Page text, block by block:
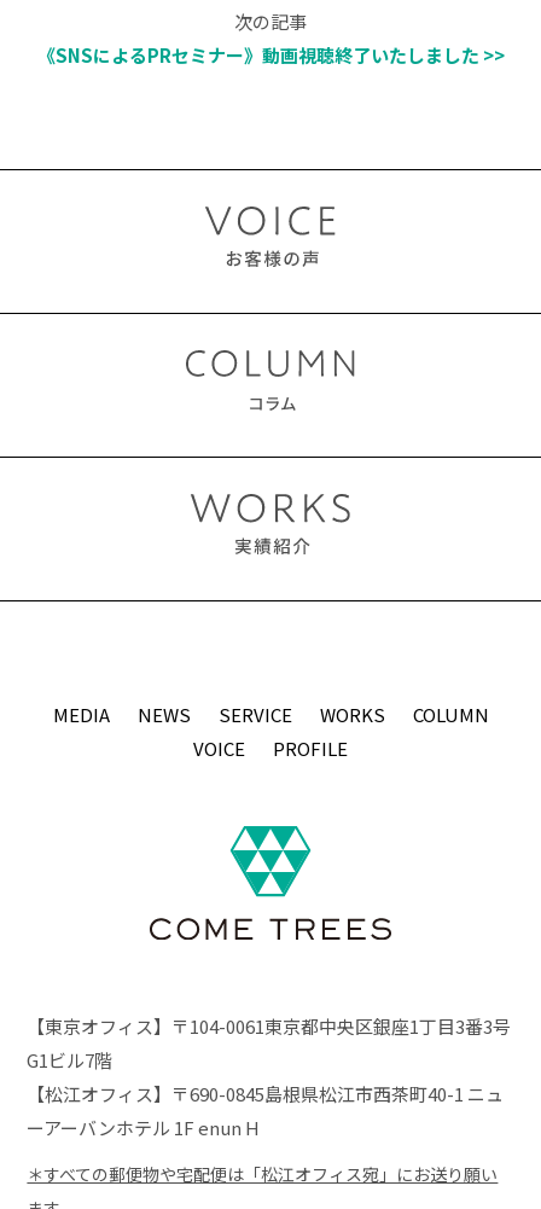
次の記事
《SNSによるPRセミナー》動画視聴終了いたしました >>
MEDIA NEWS SERVICE WORKS
COLUMN
VOICE
PROFILE
【東京オフィス】〒104-0061東京都中央区銀座1丁目3番3号
G1ビル7階
【松江オフィス】〒690-0845島根県松江市西茶町40-1 ニュ
ーアーバンホテル 1F enun H
＊すべての郵便物や宅配便は「松江オフィス宛」にお送り願い